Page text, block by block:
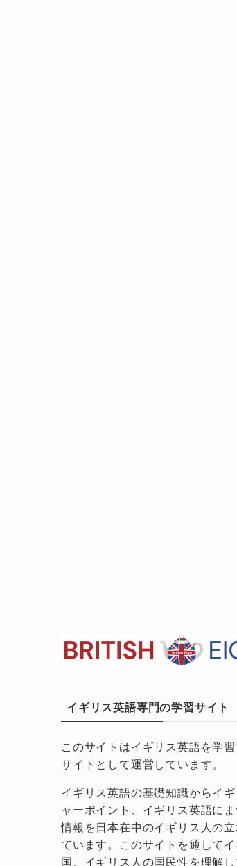
イギリス英語専門の学習サイト
このサイトはイギリス英語を学
サイトとして運営しています。
イギリス英語の基礎知識からイ
ャーポイント、イギリス英語に
情報を日本在中のイギリス人の
ています。このサイトを通してイ
国、イギリス人の国民性を理解